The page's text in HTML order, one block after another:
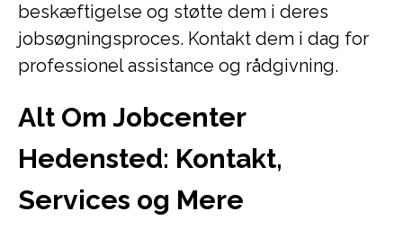
beskæftigelse og støtte dem i deres
jobsøgningsproces. Kontakt dem i dag for
professionel assistance og rådgivning.
Alt Om Jobcenter
Hedensted: Kontakt,
Services og Mere